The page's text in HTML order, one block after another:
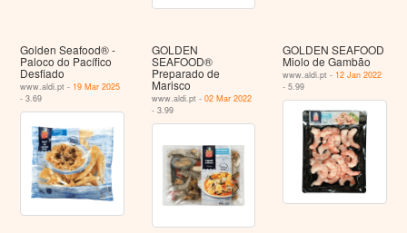
Golden Seafood® -
Paloco do Pacífico
Desfiado
www.aldi.pt - 19 Mar 2025
- 3.69
GOLDEN
SEAFOOD®
Preparado de
Marisco
www.aldi.pt - 02 Mar 2022
- 3.99
GOLDEN SEAFOOD
Miolo de Gambão
www.aldi.pt - 12 Jan 2022
- 5.99